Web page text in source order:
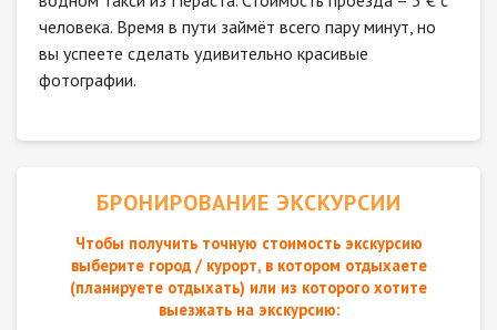
человека. Время в пути займёт всего пару минут, но
вы успеете сделать удивительно красивые
фотографии.
БРОНИРОВАНИЕ ЭКСКУРСИИ
Чтобы получить точную стоимость экскурсию
выберите город / курорт, в котором отдыхаете
(планируете отдыхать) или из которого хотите
выезжать на экскурсию: